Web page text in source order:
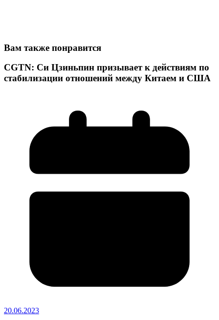
Вам также понравится
CGTN: Си Цзиньпин призывает к действиям по
стабилизации отношений между Китаем и США
20.06.2023